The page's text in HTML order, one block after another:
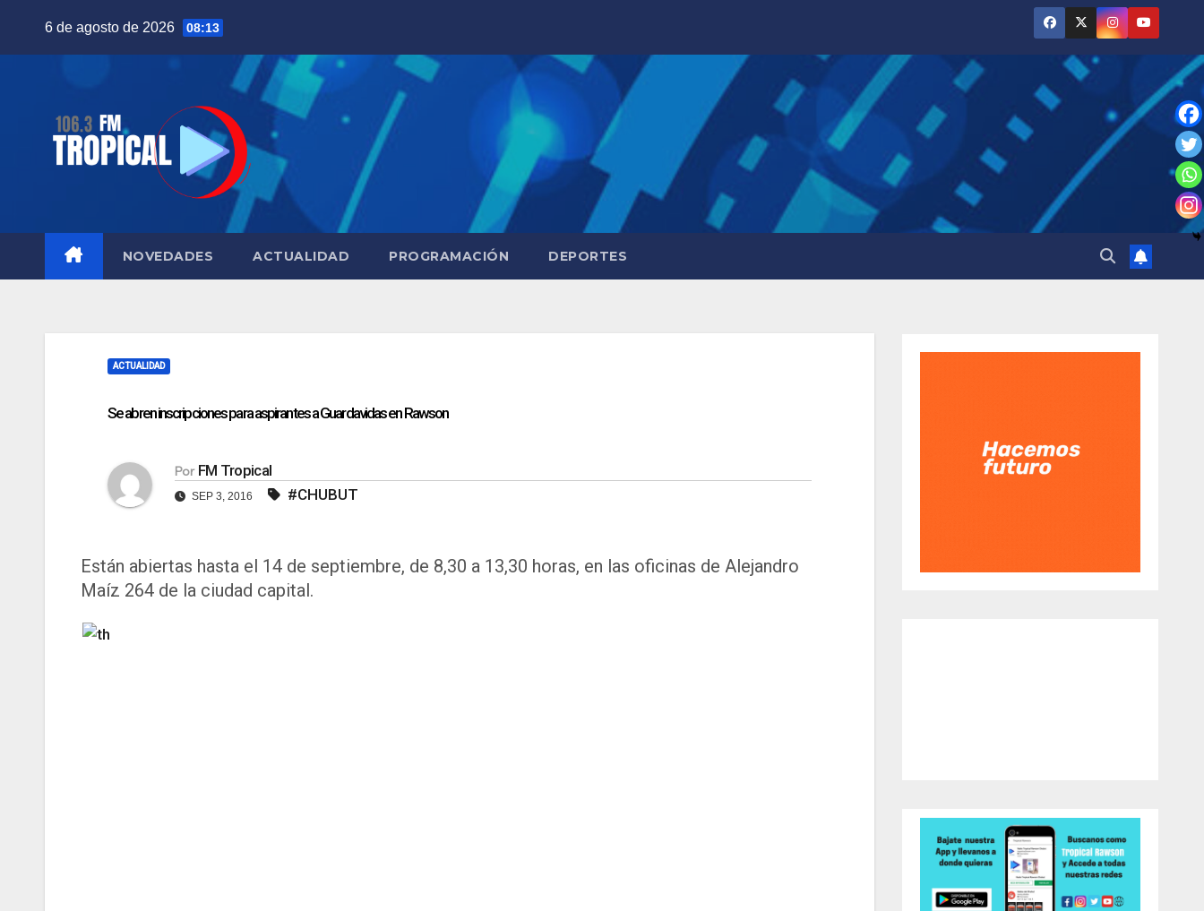
6 de agosto de 2026 08:13
NOVEDADES ACTUALIDAD PROGRAMACIÓN DEPORTES
ACTUALIDAD
Se abren inscripciones para aspirantes a Guardavidas en Rawson
Por FM Tropical
SEP 3, 2016 #CHUBUT
Están abiertas hasta el 14 de septiembre, de 8,30 a 13,30 horas, en las oficinas de Alejandro
Maíz 264 de la ciudad capital.